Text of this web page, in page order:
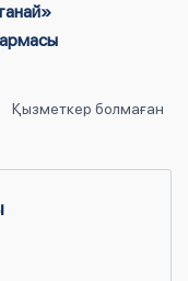
Қызметкер болмаған